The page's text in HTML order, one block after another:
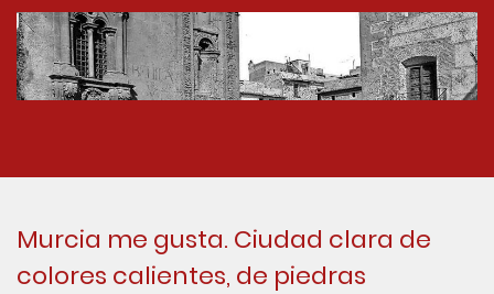
Murcia me gusta. Ciudad clara de
colores calientes, de piedras